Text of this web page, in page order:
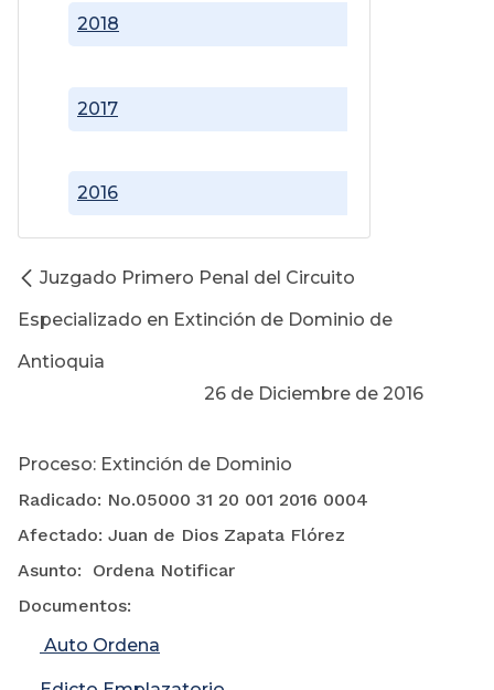
2016
2017
2018
Juzgado Primero Penal del Circuito
Especializado en Extinción de Dominio de
Antioquia
26 de Diciembre de 2016
Proceso: Extinción de Dominio
Radicado: No.05000 31 20 001 2016 0004
Afectado: Juan de Dios Zapata Flórez
Asunto: Ordena Notificar
Documentos:
Auto Ordena